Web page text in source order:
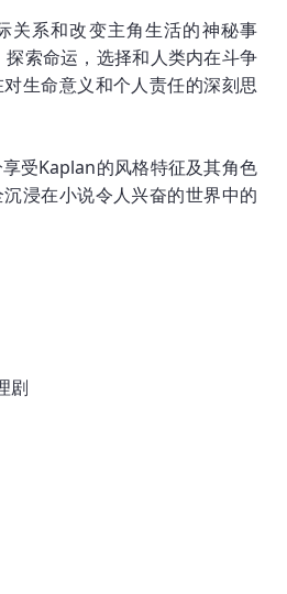
关系和改变主角生活的神秘事
索命运，选择和人类内在斗争
生命意义和个人责任的深刻思
受Kaplan的风格特征及其角色
浸在小说令人兴奋的世界中的
剧